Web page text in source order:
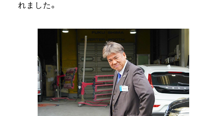
れました。